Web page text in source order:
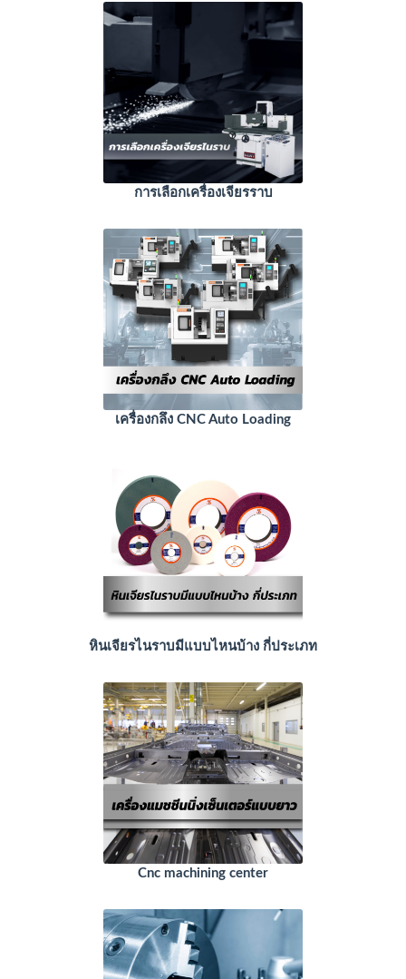
การเลือกเครื่องเจียรราบ
เครื่องกลึง CNC Auto Loading
หินเจียรไนราบมีแบบไหนบ้าง กี่ประเภท
Cnc machining center